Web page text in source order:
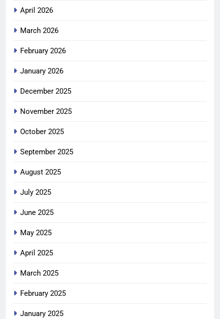
April 2026
March 2026
February 2026
January 2026
December 2025
November 2025
October 2025
September 2025
August 2025
July 2025
June 2025
May 2025
April 2025
March 2025
February 2025
January 2025